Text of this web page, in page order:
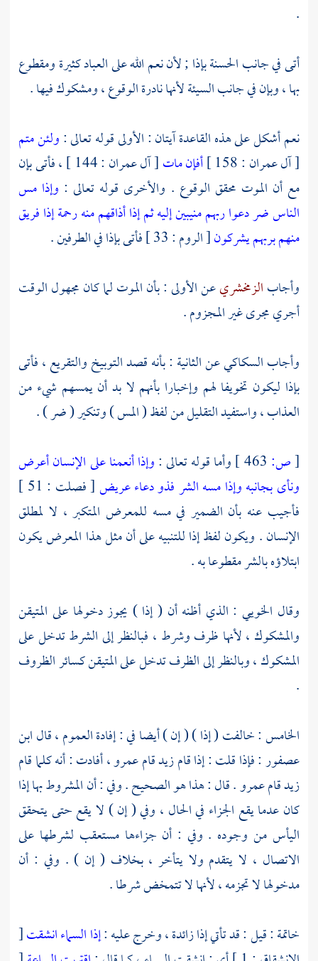
.
أتى في جانب الحسنة بإذا ; لأن نعم الله على العباد كثيرة ومقطوع
بها ، وبإن في جانب السيئة لأنها نادرة الوقوع ، ومشكوك فيها .
نعم أشكل على هذه القاعدة آيتان : الأولى قوله تعالى :ولئن متم
[ آل عمران : 158 ]
أفإن مات
[ آل عمران : 144 ] ، فأتى بإن
مع أن الموت محقق الوقوع . والأخرى قوله تعالى : وإذا مس
الناس ضر دعوا ربهم منيبين إليه ثم إذا أذاقهم منه رحمة إذا فريق
منهم بربهم يشركون[ الروم : 33 ] فأتى بإذا في الطرفين .
وأجابالزمخشريعن الأولى : بأن الموت لما كان مجهول الوقت
أجري مجرى غير المجزوم .
وأجابالسكاكيعن الثانية : بأنه قصد التوبيخ والتقريع ، فأتى
بإذا ليكون تخويفا لهم وإخبارا بأنهم لا بد أن يمسهم شيء من
العذاب ، واستفيد التقليل من لفظ ( المس ) وتنكير ( ضر ) .
[ص: وأما قوله تعالى :وإذا أنعمنا على الإنسان أعرض
ونأى بجانبه وإذا مسه الشر فذو دعاء عريض
[ فصلت : 51 ]
فأجيب عنه بأن الضمير في مسه للمعرض المتكبر ، لا لمطلق
الإنسان . ويكون لفظ إذا للتنبيه على أن مثل هذا المعرض يكون
ابتلاؤه بالشر مقطوعا به .
وقال الخويي : الذي أظنه أن ( إذا ) يجوز دخولها على المتيقن
والمشكوك ، لأنها ظرف وشرط ، فبالنظر إلى الشرط تدخل على
المشكوك ، وبالنظر إلى الظرف تدخل على المتيقن كسائر الظروف
.
الخامس : خالفت ( إذا ) ( إن ) أيضا في : إفادة العموم ، قالابن
عصفور: فإذا قلت : إذا قام زيد قام عمرو ، أفادت : أنه كلما قام
زيد قام عمرو . قال : هذا هو الصحيح . وفي : أن المشروط بها إذا
كان عدما يقع الجزاء في الحال ، وفي ( إن ) لا يقع حتى يتحقق
اليأس من وجوده . وفي : أن جزاءها مستعقب لشرطها على
الاتصال ، لا يتقدم ولا يتأخر ، بخلاف ( إن ) . وفي : أن
مدخولها لا تجزمه ، لأنها لا تتمخض شرطا .
خاتمة : قيل : قد تأتي إذا زائدة ، وخرج عليه :إذا السماء انشقت[